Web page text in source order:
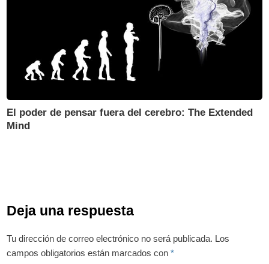
El poder de pensar fuera del cerebro: The Extended
Mind
Deja una respuesta
Tu dirección de correo electrónico no será publicada. Los
campos obligatorios están marcados con*